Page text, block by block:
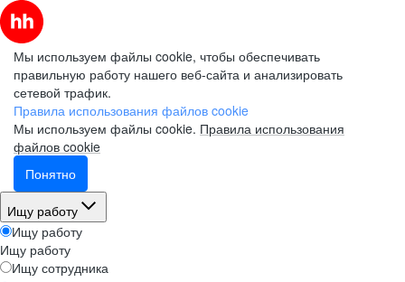
Мы используем файлы cookie, чтобы обеспечивать
правильную работу нашего веб-сайта и анализировать
сетевой трафик.
Правила использования файлов cookie
Мы используем файлы cookie. Правила использования
файлов cookie
Понятно
Ищу работу
Ищу работу
Ищу работу
Ищу сотрудника